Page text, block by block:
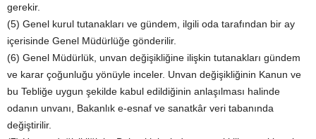
gerekir.
(5) Genel kurul tutanakları ve gündem, ilgili oda tarafından bir ay
içerisinde Genel Müdürlüğe gönderilir.
(6) Genel Müdürlük, unvan değişikliğine ilişkin tutanakları gündem
ve karar çoğunluğu yönüyle inceler. Unvan değişikliğinin Kanun ve
bu Tebliğe uygun şekilde kabul edildiğinin anlaşılması halinde
odanın unvanı, Bakanlık e-esnaf ve sanatkâr veri tabanında
değiştirilir.